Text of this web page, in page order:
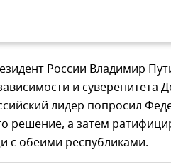
России Владимир
и суверенитета
лидер попросил
решение, а затем
с обеими республиками.